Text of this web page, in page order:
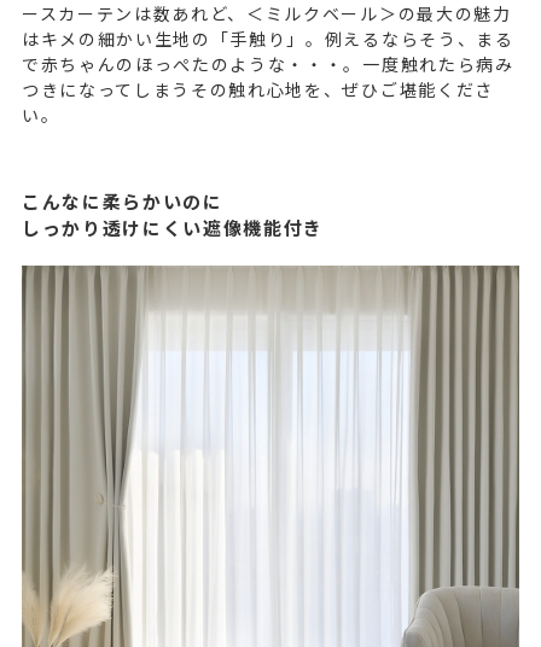
ースカーテンは数あれど、＜ミルクベール＞の最大の魅力
はキメの細かい生地の「手触り」。例えるならそう、まる
で赤ちゃんのほっぺたのような・・・。一度触れたら病み
つきになってしまうその触れ心地を、ぜひご堪能くださ
い。
こんなに柔らかいのに
しっかり透けにくい遮像機能付き